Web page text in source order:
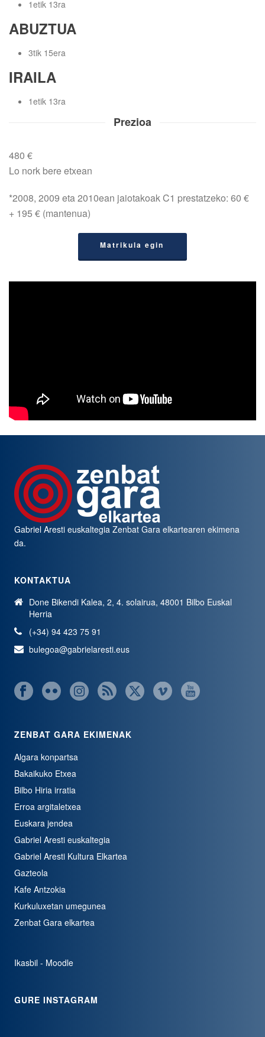
1etik 13ra
ABUZTUA
3tik 15era
IRAILA
1etik 13ra
Prezioa
480 €
Lo nork bere etxean
*2008, 2009 eta 2010ean jaiotakoak C1 prestatzeko: 60 €
+ 195 € (mantenua)
Matrikula egin
Gabriel Aresti euskaltegiaZenbat Gara elkartearen ekimena
da.
KONTAKTUA
Done Bikendi Kalea, 2, 4. solairua, 48001 Bilbo Euskal
Herria
(+34) 94 423 75 91
bulegoa@gabrielaresti.eus
ZENBAT GARA EKIMENAK
Algara konpartsa
Bakaikuko Etxea
Bilbo Hiria irratia
Erroa argitaletxea
Euskara jendea
Gabriel Aresti euskaltegia
Gabriel Aresti Kultura Elkartea
Gazteola
Kafe Antzokia
Kurkuluxetan umegunea
Zenbat Gara elkartea
Ikasbil - Moodle
GURE INSTAGRAM